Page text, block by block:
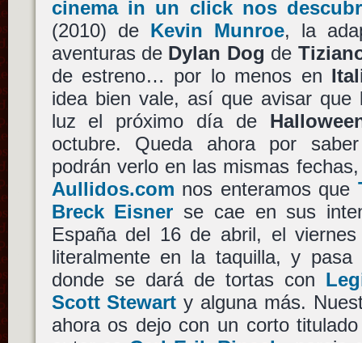
cinema in un click nos
(2010) de Kevin Munroe, la
aventuras de Dylan Dog de
de estreno… por lo menos en
idea bien vale, así que avisar que
luz el próximo día de
octubre. Queda ahora por
podrán verlo en las mismas
Aullidos.com nos enteramos que
Breck Eisner se cae en sus
España del 16 de abril, el
literalmente en la taquilla, y
donde se dará de tortas con
Scott Stewart y alguna más.
ahora os dejo con un corto